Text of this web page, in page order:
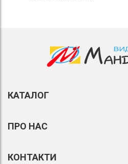
КАТАЛОГ
ПРО НАС
КОНТАКТИ